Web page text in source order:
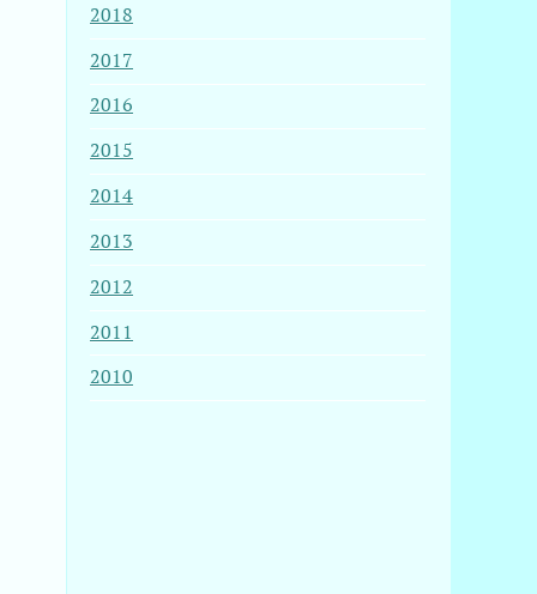
2018
2017
2016
2015
2014
2013
2012
2011
2010